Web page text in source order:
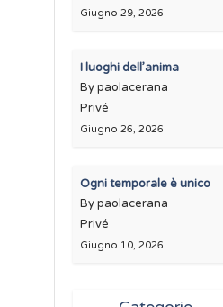
Giugno 29, 2026
I luoghi dell’anima
By paolacerana
Privé
Giugno 26, 2026
Ogni temporale è unico
By paolacerana
Privé
Giugno 10, 2026